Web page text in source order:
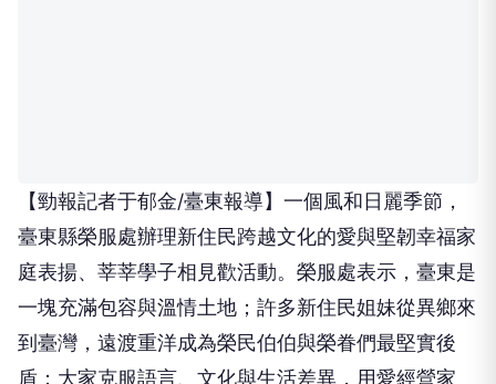
【勁報記者于郁金/臺東報導】​一個風和日麗季節，
臺東縣榮服處辦理新住民跨越文化的愛與堅韌幸福家
庭表揚、莘莘學子相見歡活動。榮服處表示，臺東是
一塊充滿包容與溫情土地；許多新住民姐妹從異鄉來
到臺灣，遠渡重洋成為榮民伯伯與榮眷們最堅實後
盾；大家克服語言、文化與生活差異，用愛經營家